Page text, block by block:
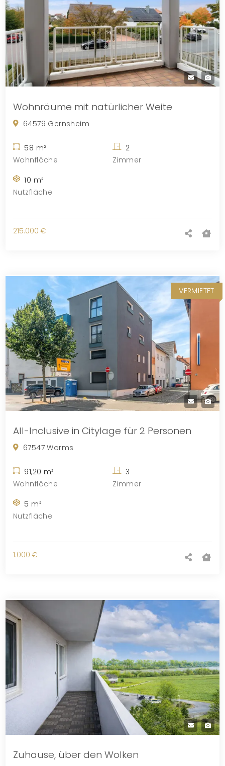
Wohnräume mit natürlicher Weite
64579 Gernsheim
58 m²
Wohnfläche
2
Zimmer
10 m²
Nutzfläche
215.000 €
VERMIETET
All-Inclusive in Citylage für 2 Personen
67547 Worms
91,20 m²
Wohnfläche
3
Zimmer
5 m²
Nutzfläche
1.000 €
Zuhause, über den Wolken